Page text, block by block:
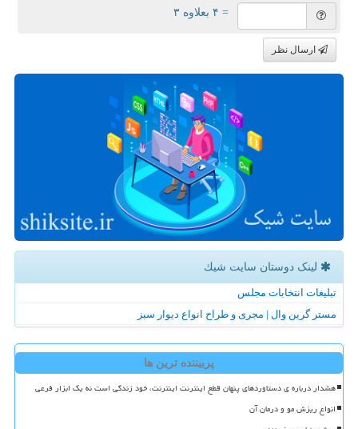
= ۴ بعلاوه ۳
ارسال نظر
لینک دوستان سایت شیك
تبلیغات انتخابات مجلس
مستر گرین وال | مجری و طراح انواع دیوار سبز
پربیننده ترین ها
هشدار درباره ی دستاوردهای پنهان قطع اینترنت اینترنت، خود زندگی است نه یک ابزار فرعی
انواع ریزش مو و درمان آن